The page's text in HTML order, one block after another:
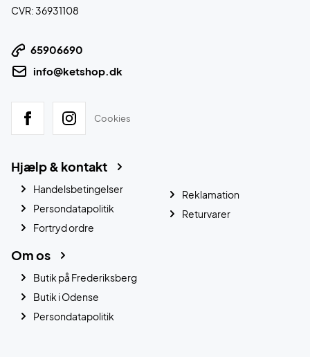
CVR: 36931108
65906690
info@ketshop.dk
Cookies
Hjælp & kontakt
Handelsbetingelser
Persondatapolitik
Fortryd ordre
Reklamation
Returvarer
Om os
Butik på Frederiksberg
Butik i Odense
Persondatapolitik